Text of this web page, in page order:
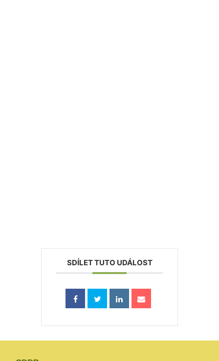
SDÍLET TUTO UDÁLOST